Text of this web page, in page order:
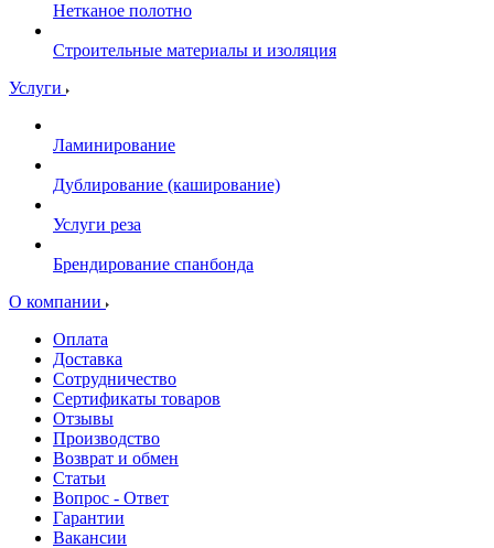
Нетканое полотно
Строительные материалы и изоляция
Услуги
Ламинирование
Дублирование (каширование)
Услуги реза
Брендирование спанбонда
О компании
Оплата
Доставка
Сотрудничество
Сертификаты товаров
Отзывы
Производство
Возврат и обмен
Статьи
Вопрос - Ответ
Гарантии
Вакансии